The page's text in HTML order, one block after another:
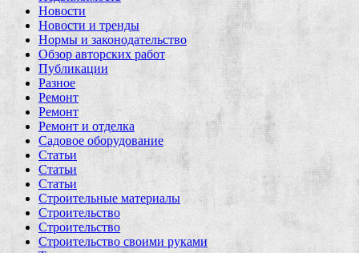
Новости
Новости и тренды
Нормы и законодательство
Обзор авторских работ
Публикации
Разное
Ремонт
Ремонт
Ремонт и отделка
Садовое оборудование
Статьи
Статьи
Статьи
Строительные материалы
Строительство
Строительство
Строительство своими руками